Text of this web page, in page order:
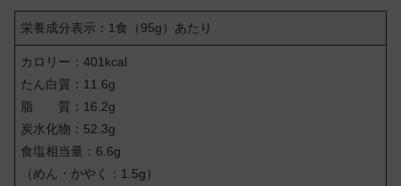
栄養成分表示：1食（95g）あたり
カロリー：401kcal
たん白質：11.6g
脂 質：16.2g
炭水化物：52.3g
食塩相当量：6.6g
（めん・かやく：1.5g）